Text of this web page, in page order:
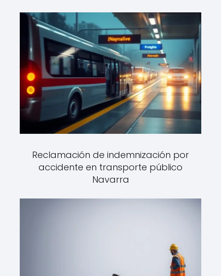
Reclamación de indemnización por
accidente en transporte público
Navarra